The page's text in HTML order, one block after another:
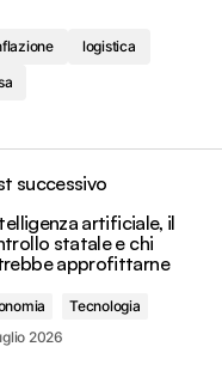
logistica
successivo
artificiale, il
statale e chi
approfittarne
Tecnologia
2026